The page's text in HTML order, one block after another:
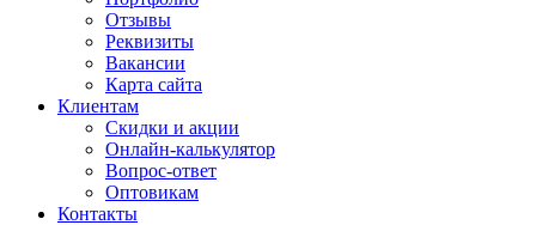
Отзывы
Реквизиты
Вакансии
Карта сайта
Клиентам
Скидки и акции
Онлайн-калькулятор
Вопрос-ответ
Оптовикам
Контакты